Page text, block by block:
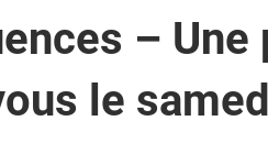
– Une
le